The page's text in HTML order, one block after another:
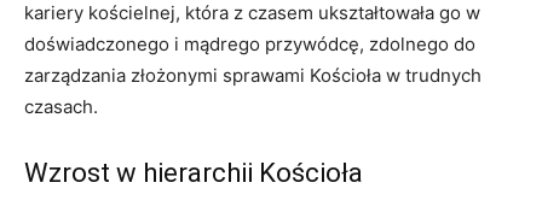
kariery kościelnej, która z czasem ukształtowała go w
doświadczonego i mądrego przywódcę, zdolnego do
zarządzania złożonymi sprawami Kościoła w trudnych
czasach.
Wzrost w hierarchii Kościoła